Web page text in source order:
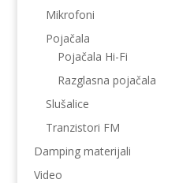
Mikrofoni
Pojačala
Pojačala Hi-Fi
Razglasna pojačala
Slušalice
Tranzistori FM
Damping materijali
Video